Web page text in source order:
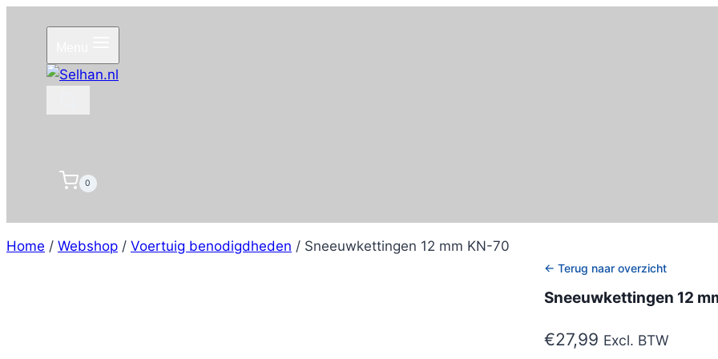
inhoud
0
Home / Webshop / Voertuig benodigdheden / Sneeuwkettingen 12 mm KN-70
← Terug naar overzicht
Sneeuwkettingen 12
€27,99 Excl. BTW